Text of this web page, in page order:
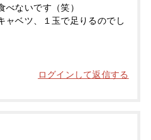
べないです（笑）
ャベツ、１玉で足りるのでし
ログインして返信する